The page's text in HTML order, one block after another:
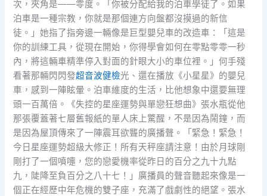
次，夾角是——零度。「你被分配給我的泊車學徒了。如果
泊車是一種宗教，你就是那個連方向盤都沒摸過的新信
徒。」她指了指旁邊一輛像是巨型嬰兒車的改造車：「這是
你的訓練工具，從現在開始，你得學會如何在零點零零一秒
內，將這輛車精準停入對面的針眼大小的車位裡。」何手殘
看著那輛閃閃發超音波健檢光、還在播放《小星星》的嬰兒
車，感到一陣眩暈。泊車維度的生活，比他想象中還要無理
頭一百萬倍。《失控的星座運勢與單戀狂想曲》張水瓶從他
那張覆蓋著七層舊報紙的單人床上驚醒，不是因為鬧鐘，而
是因為屋頂傳來了一陣震耳欲聾的廣播聲。「緊急！緊急！
今日星座運勢超級大修正！所有天秤座請注意！由於月球剛
剛打了一個噴嚏，您的戀愛機率從昨日的百分之九十九點
九，陡降至負百分之八十七！」廣播員的聲音聽起來像是一
個正在經歷中年危機的雙子座，充滿了戲劇性的絕望。張水